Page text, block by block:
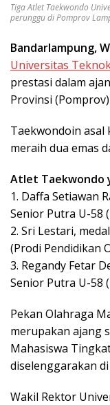
Tiga Atlet Taekwondo
perunggu di Pomprov
Bandarlampung,
Universitas
prestasi dalam
Provinsi
Taekwondoin asal
meraih dua emas
Atlet Taekwondo
1. Daffa Setiawan
Senior Putra U-58
2. Sri Lestari,
(Prodi Pendidikan
3. Regandy Fetar
Senior Putra U-58
Pekan Olahraga
merupakan ajang
Mahasiswa
diselenggarakan
Wakil Rektor